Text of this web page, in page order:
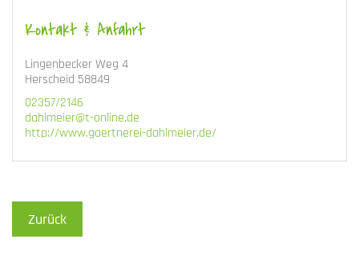
Kontakt & Anfahrt
Lingenbecker Weg 4
Herscheid 58849
02357/2146
dahlmeier@t-online.de
http://www.gaertnerei-dahlmeier.de/
Zurück